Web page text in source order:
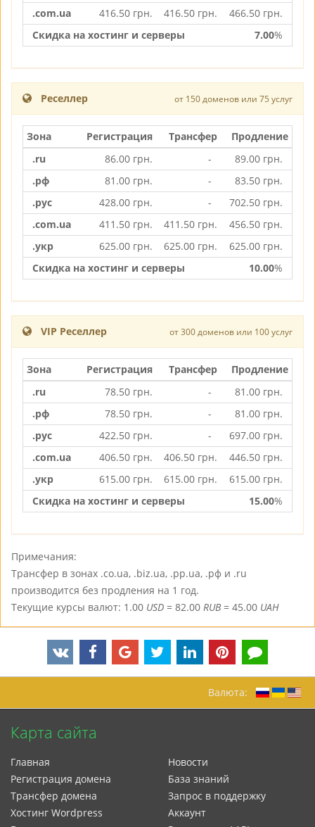
.com.ua
416.50 грн. 416.50 грн. 466.50 грн.
Скидка на хостинг и серверы
7.00%
Реселлер от 150 доменов или 75 услуг
Зона Регистрация Трансфер
Продление
.ru
86.00 грн. - 89.00 грн.
.рф
81.00 грн. - 83.50 грн.
.рус
428.00 грн. - 702.50 грн.
.com.ua
411.50 грн. 411.50 грн. 456.50 грн.
.укр
625.00 грн. 625.00 грн. 625.00 грн.
Скидка на хостинг и серверы
10.00%
VIP Реселлер от 300 доменов или 100 услуг
Зона Регистрация Трансфер
Продление
.ru
78.50 грн. - 81.00 грн.
.рф
78.50 грн. - 81.00 грн.
.рус
422.50 грн. - 697.00 грн.
.com.ua
406.50 грн. 406.50 грн. 446.50 грн.
.укр
615.00 грн. 615.00 грн. 615.00 грн.
Скидка на хостинг и серверы
15.00%
Примечания:
Трансфер в зонах .co.ua, .biz.ua, .pp.ua, .рф и .ru
производится без продления на 1 год.
Текущие курсы валют: 1.00 USD = 82.00 RUB= 45.00 UAH
Валюта:
Карта сайта
Главная
Регистрация домена
Трансфер домена
Xостинг Wordpress
Новости
База знаний
Запрос в поддержку
Аккаунт